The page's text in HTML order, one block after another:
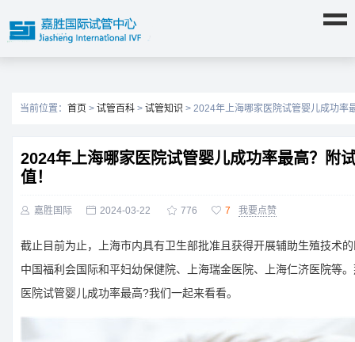
当前位置： 首页 > 试管百科 > 试管知识 > 2024年上海哪家医院试管婴儿成功率
2024年上海哪家医院试管婴儿成功率最高？附
值！
 嘉胜国际  2024-03-22  776  7 我要点赞
截止目前为止，上海市内具有卫生部批准且获得开展辅助生殖技术
中国福利会国际和平妇幼保健院、上海瑞金医院、上海仁济医院等
医院试管婴儿成功率最高?我们一起来看看。